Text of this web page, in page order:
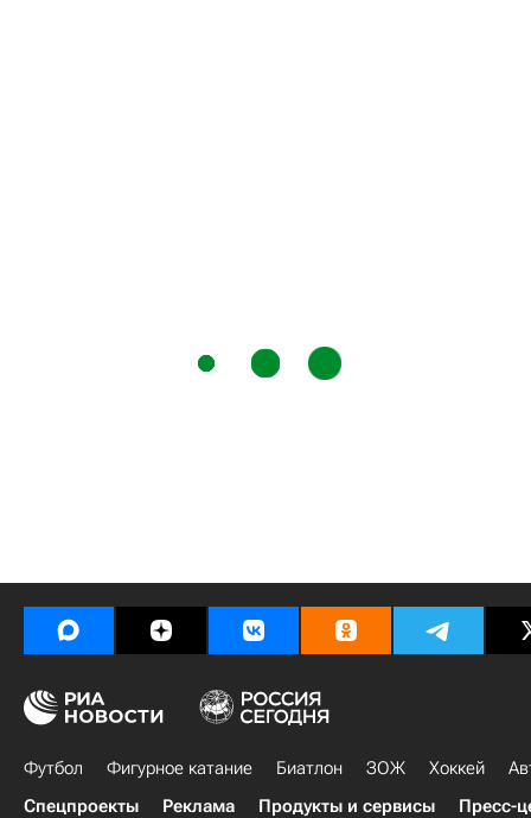
Футбол Фигурное катание Биатлон ЗОЖ Хоккей
Спецпроекты
Реклама Продукты и сервисы Пресс-